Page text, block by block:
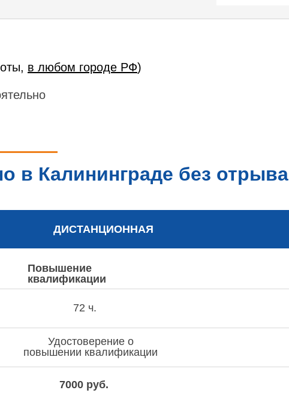
в любом городе РФ)
в Калининграде без отрыва
ДИСТАНЦИОННАЯ
Повышение
квалификации
Удостоверение о
повышении квалификации
72 ч.
7000 руб.